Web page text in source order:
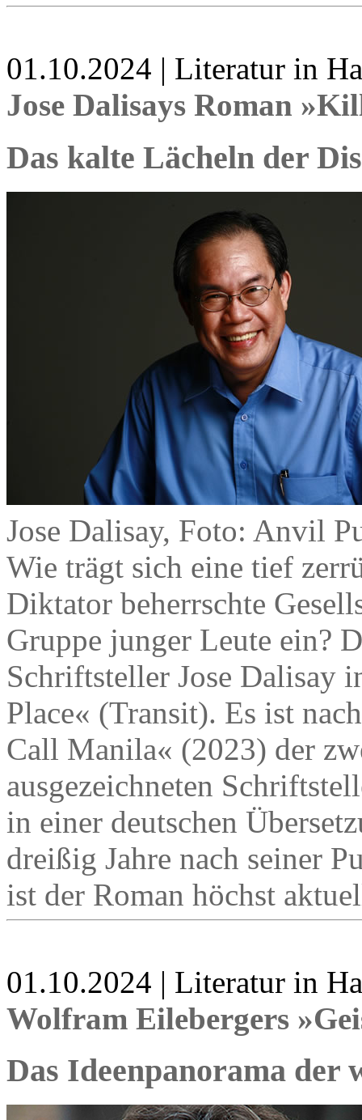
01.10.2024 | Literatur in
Jose Dalisays Roman
Das kalte Lächeln der
Jose Dalisay, Foto: Anvil
Wie trägt sich eine tief
Diktator beherrschte
Gruppe junger Leute ein?
Schriftsteller Jose Dalisay
Place« (Transit). Es ist
Call Manila« (2023) der
ausgezeichneten
in einer deutschen
dreißig Jahre nach seiner
ist der Roman höchst
01.10.2024 | Literatur in
Wolfram Eilebergers
Das Ideenpanorama der